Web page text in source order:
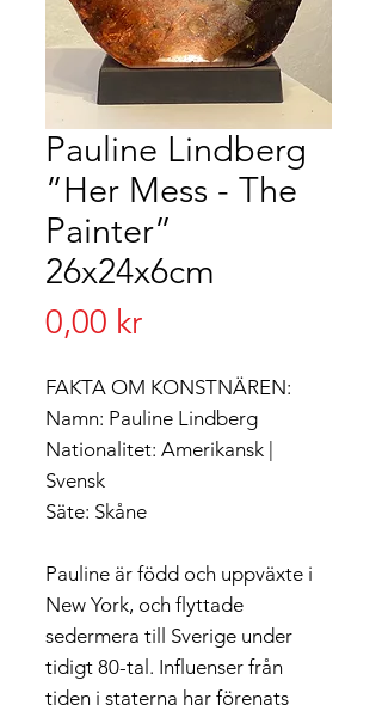
Pauline Lindberg
”Her Mess - The
Painter”
26x24x6cm
0,00 krPris
FAKTA OM KONSTNÄREN:
Namn: Pauline Lindberg
Nationalitet: Amerikansk |
Svensk
Säte: Skåne
Pauline är född och uppväxte i
New York, och flyttade
sedermera till Sverige under
tidigt 80-tal. Influenser från
tiden i staterna har förenats